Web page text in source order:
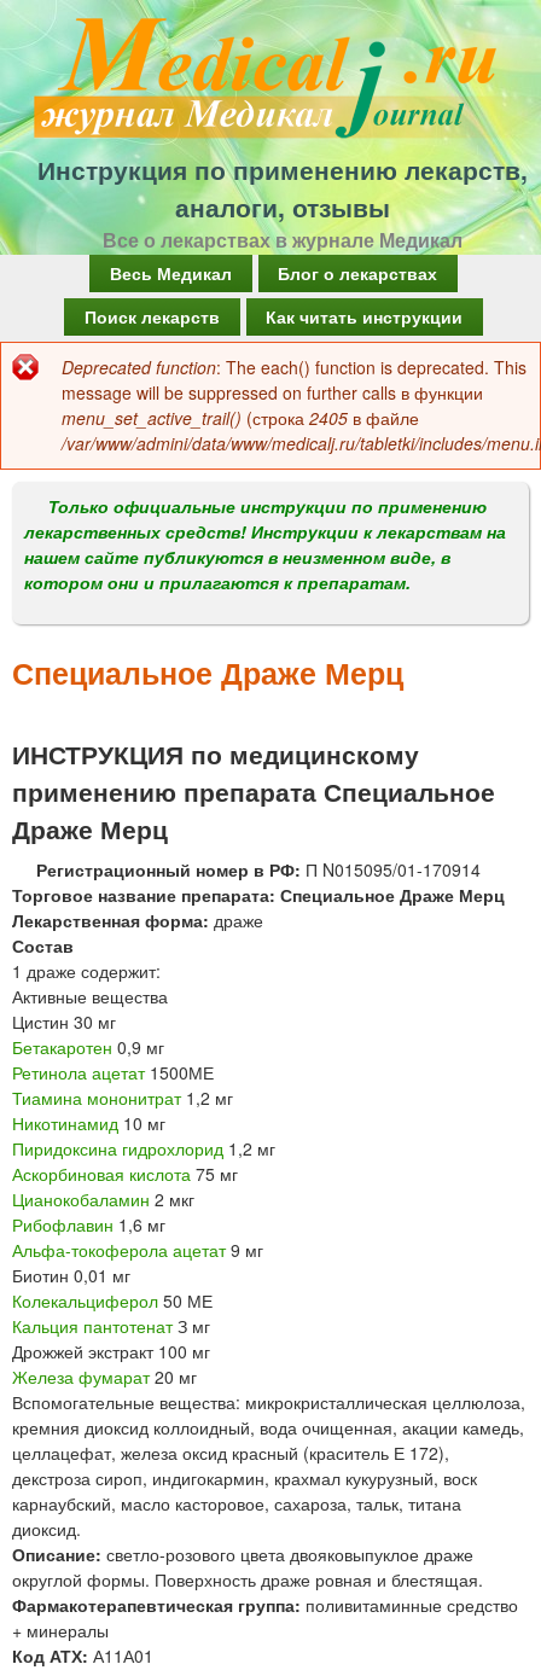
Перейти
к
основному
содержанию
Инструкция по применению лекарств,
аналоги, отзывы
Все о лекарствах в журнале Медикал
а
в
о
м
е
н
Весь Медикал
Блог о лекарствах
Поиск лекарств
Как читать инструкции
Сообщение
об
ошибке
Deprecated function: The each() function is deprecated. This
message will be suppressed on further calls в функции
menu_set_active_trail() (строка 2405 в файле
/var/www/admini/data/www/medicalj.ru/tabletki/includes/
Только официальные инструкции по применению
лекарственных средств! Инструкции к лекарствам на
нашем сайте публикуются в неизменном виде, в
котором они и прилагаются к препаратам.
Специальное Драже Мерц
ИНСТРУКЦИЯ по медицинскому
применению препарата Специальное
Драже Мерц
Регистрационный номер в РФ: П N015095/01-170914
Торговое название препарата: Специальное Драже Мерц
Лекарственная форма: драже
Состав
1 драже содержит:
Активные вещества
Цистин 30 мг
Бетакаротен 0,9 мг
Ретинола ацетат1500МЕ
Тиамина мононитрат1,2 мг
Никотинамид 10 мг
Пиридоксина гидрохлорид 1,2 мг
Аскорбиновая кислота 75 мг
Цианокобаламин 2 мкг
Рибофлавин 1,6 мг
Альфа-токоферола ацетат9 мг
Биотин 0,01 мг
Колекальциферол 50 МЕ
Кальция пантотенатЗ мг
Дрожжей экстракт 100 мг
Железа фумарат20 мг
Вспомогательные вещества: микрокристаллическая целлюлоза,
кремния диоксид коллоидный, вода очищенная, акации камедь,
целлацефат, железа оксид красный (краситель Е 172),
декстроза сироп, индигокармин, крахмал кукурузный, воск
карнаубский, масло касторовое, сахароза, тальк, титана
диоксид.
Описание: светло-розового цвета двояковыпуклое драже
округлой формы. Поверхность драже ровная и блестящая.
Фармакотерапевтическая группа: поливитаминные средство
+ минералы
Код АТХ: А11А01